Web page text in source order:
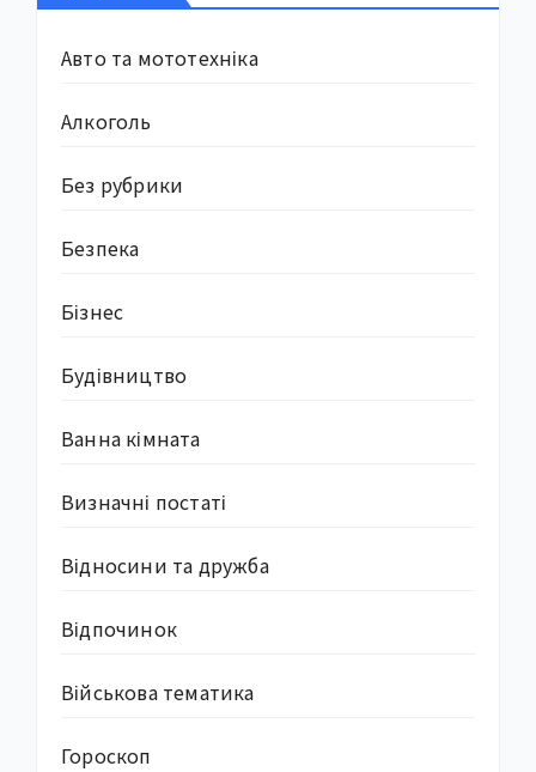
Авто та мототехніка
Алкоголь
Без рубрики
Безпека
Бізнес
Будівництво
Ванна кімната
Визначні постаті
Відносини та дружба
Відпочинок
Військова тематика
Гороскоп